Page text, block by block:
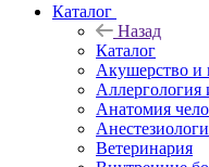
Каталог
Назад
Каталог
Акушерство и
Анатомия
Ветеринария